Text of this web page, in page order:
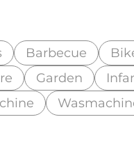
Barbecue
Garden